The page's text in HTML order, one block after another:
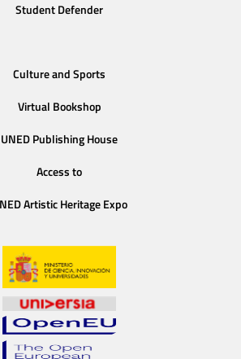
Student Defender
Culture and Sports
Virtual Bookshop
UNED Publishing House
Access to
Artistic Heritage Expo